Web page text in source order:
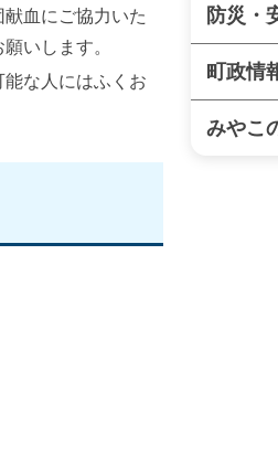
血にご協力いた
願いします。
な人にはふくお
防災・
町政情
みやこ